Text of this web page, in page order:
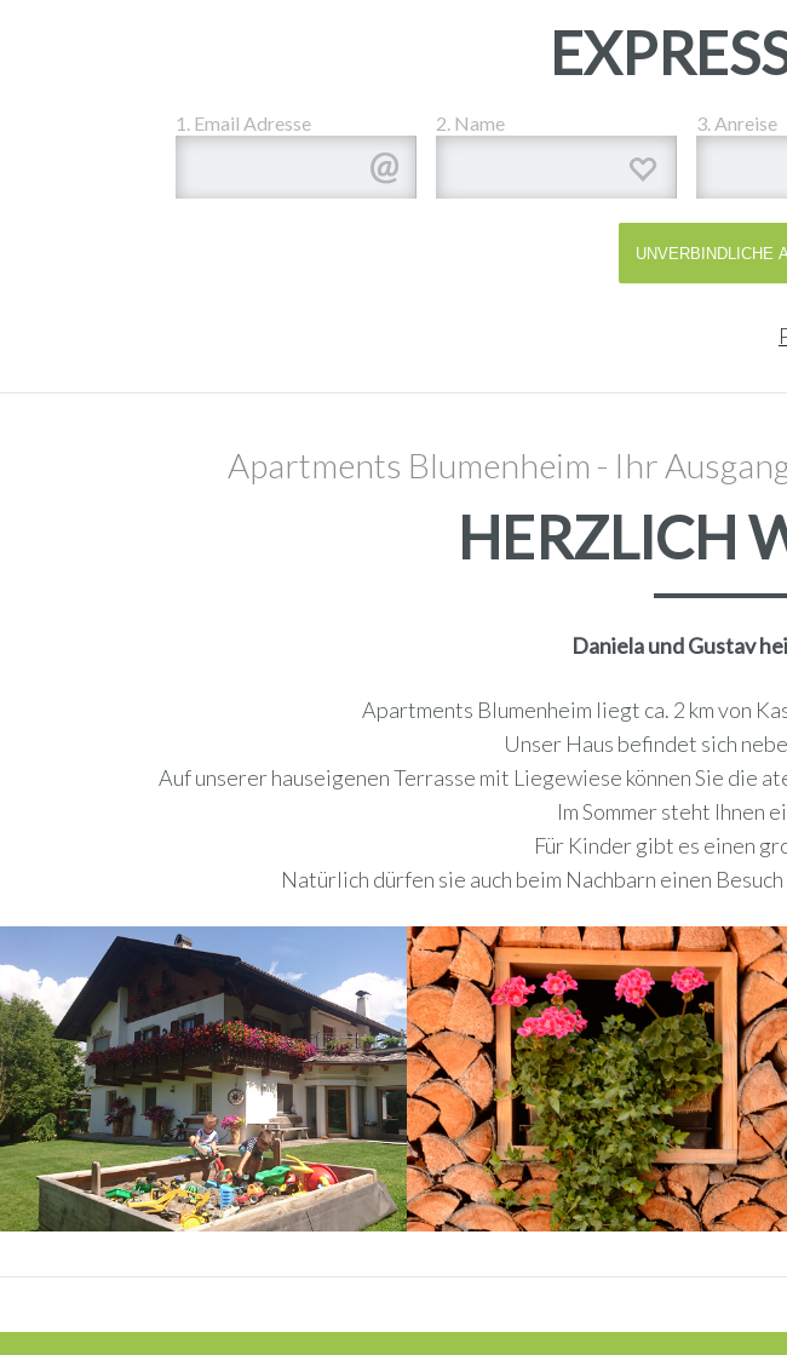
1. Email Adresse 2. Name 3. Anreise
Apartments Blumenheim - Ihr
HERZLICH
Daniela und Gustav
Apartments Blumenheim liegt ca. 2 km von
Unser Haus befindet sich
Auf unserer hauseigenen Terrasse mit Liegewiese können Sie die
Im Sommer steht Ihnen
Für Kinder gibt es einen
Natürlich dürfen sie auch beim Nachbarn einen